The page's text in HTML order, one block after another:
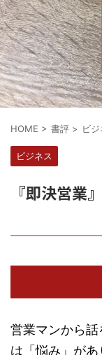
HOME > 書評 > ビジ
ビジネス
『即決営業
営業マンから
は「悩み」があ